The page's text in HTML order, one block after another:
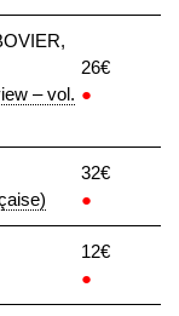
– vol.
26€
●
32€
●
12€
●